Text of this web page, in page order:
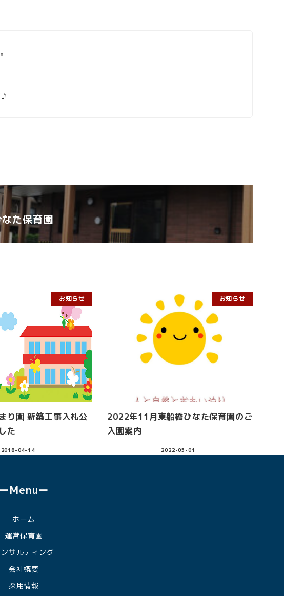
た保育園
お知らせ
り園 新築工事入札公
た
2018-04-14
お知らせ
2022年11月東船橋ひなた保育園のご
入園案内
2022-05-01
ーMenuー
ホーム
運営保育園
ンサルティング
会社概要
採用情報